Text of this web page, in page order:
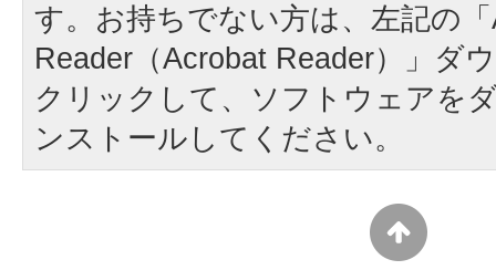
す。お持ちでない方は、左記の
Reader（Acrobat Reader）」ダ
クリックして、ソフトウェアを
ンストールしてください。